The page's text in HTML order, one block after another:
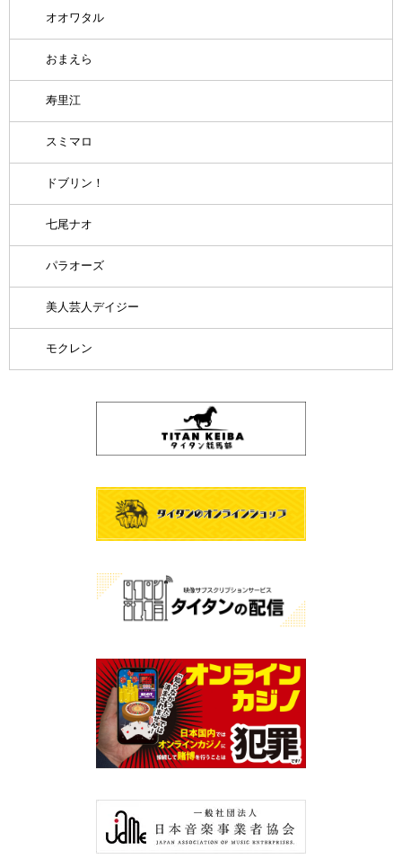
オオワタル
おまえら
寿里江
スミマロ
ドブリン！
七尾ナオ
パラオーズ
美人芸人デイジー
モクレン